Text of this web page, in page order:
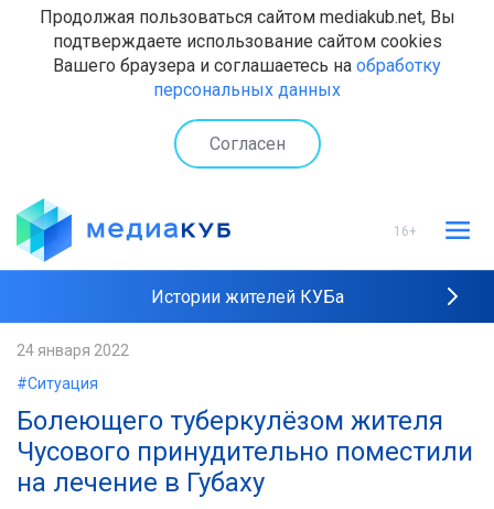
Продолжая пользоваться сайтом mediakub.net, Вы
подтверждаете использование сайтом cookies
Вашего браузера и соглашаетесь на обработку
персональных данных
Согласен
16+
Истории жителей КУБа
Наши интервью
24 января 2022
#Ситуация
Болеющего туберкулёзом жителя
Чусового принудительно поместили
на лечение в Губаху